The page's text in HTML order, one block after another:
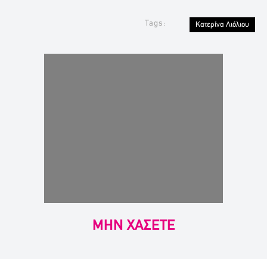
Tags: Κατερίνα Λιόλιου
ΜΗΝ ΧΑΣΕΤΕ